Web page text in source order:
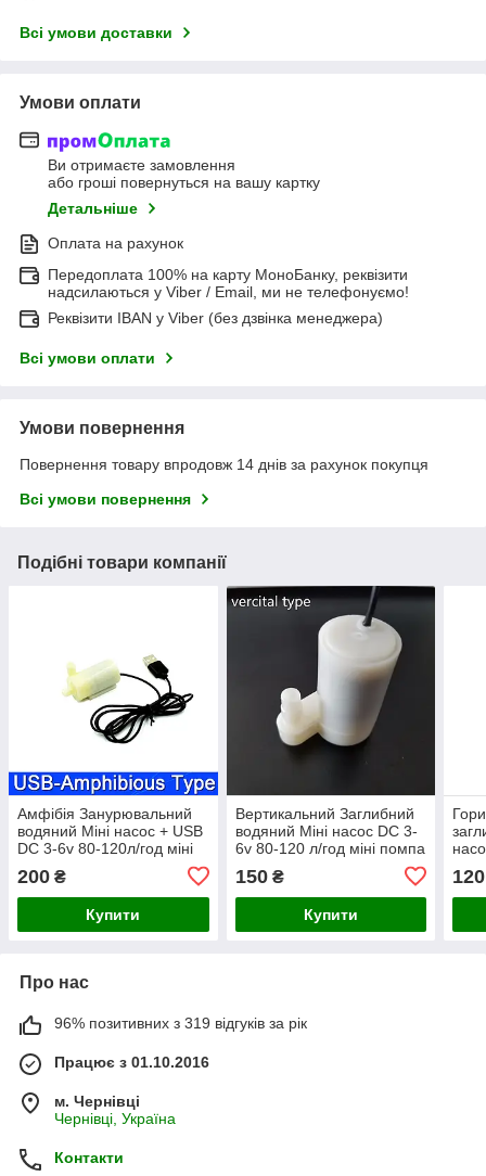
Всі умови доставки
Умови оплати
Ви отримаєте замовлення
або гроші повернуться на вашу картку
Детальніше
Оплата на рахунок
Передоплата 100% на карту МоноБанку, реквізити
надсилаються у Viber / Email, ми не телефонуємо!
Реквізити IBAN у Viber (без дзвінка менеджера)
Всі умови оплати
Умови повернення
Повернення товару впродовж 14 днів за рахунок покупця
Всі умови повернення
Подібні товари компанії
Амфібія Занурювальний
водяний Міні насос + USB
DC 3-6v 80-120л/год міні
200 ₴
Купити
Вертикальний Заглибний
водяний Міні насос DC 3-
6v 80-120 л/год міні помпа
150₴
Купити
120
Про нас
96% позитивних з 319 відгуків за рік
Працює з 01.10.2016
м. Чернівці
Чернівці, Україна
Контакти